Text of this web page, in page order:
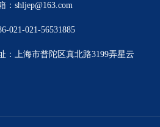
：shljep@163.com
021-021-56531885
：上海市普陀区真北路3199弄星云